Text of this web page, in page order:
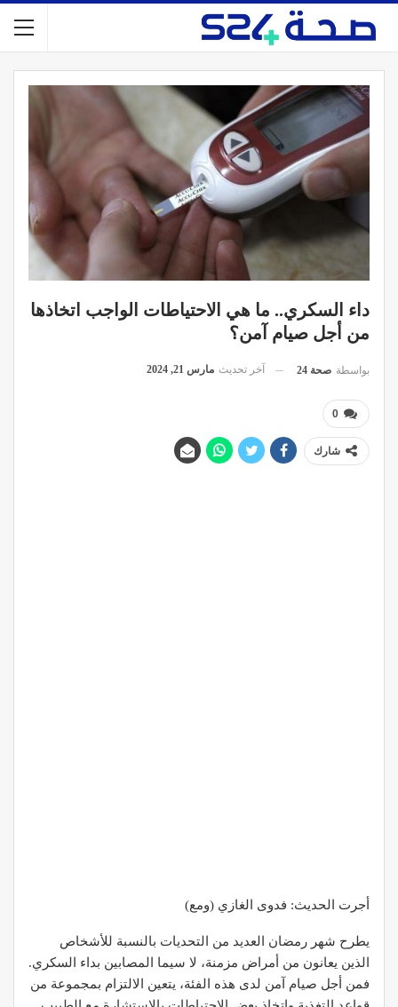
داء السكري.. ما هي الاحتياطات الواجب اتخاذها
من أجل صيام آمن؟
بواسطة صحة 24 آخر تحديث مارس 21, 2024
0
شارك
أجرت الحديث: فدوى الغازي (ومع)
يطرح شهر رمضان العديد من التحديات بالنسبة للأشخاص
الذين يعانون من أمراض مزمنة، لا سيما المصابين بداء السكري.
فمن أجل صيام آمن لدى هذه الفئة، يتعين الالتزام بمجموعة من